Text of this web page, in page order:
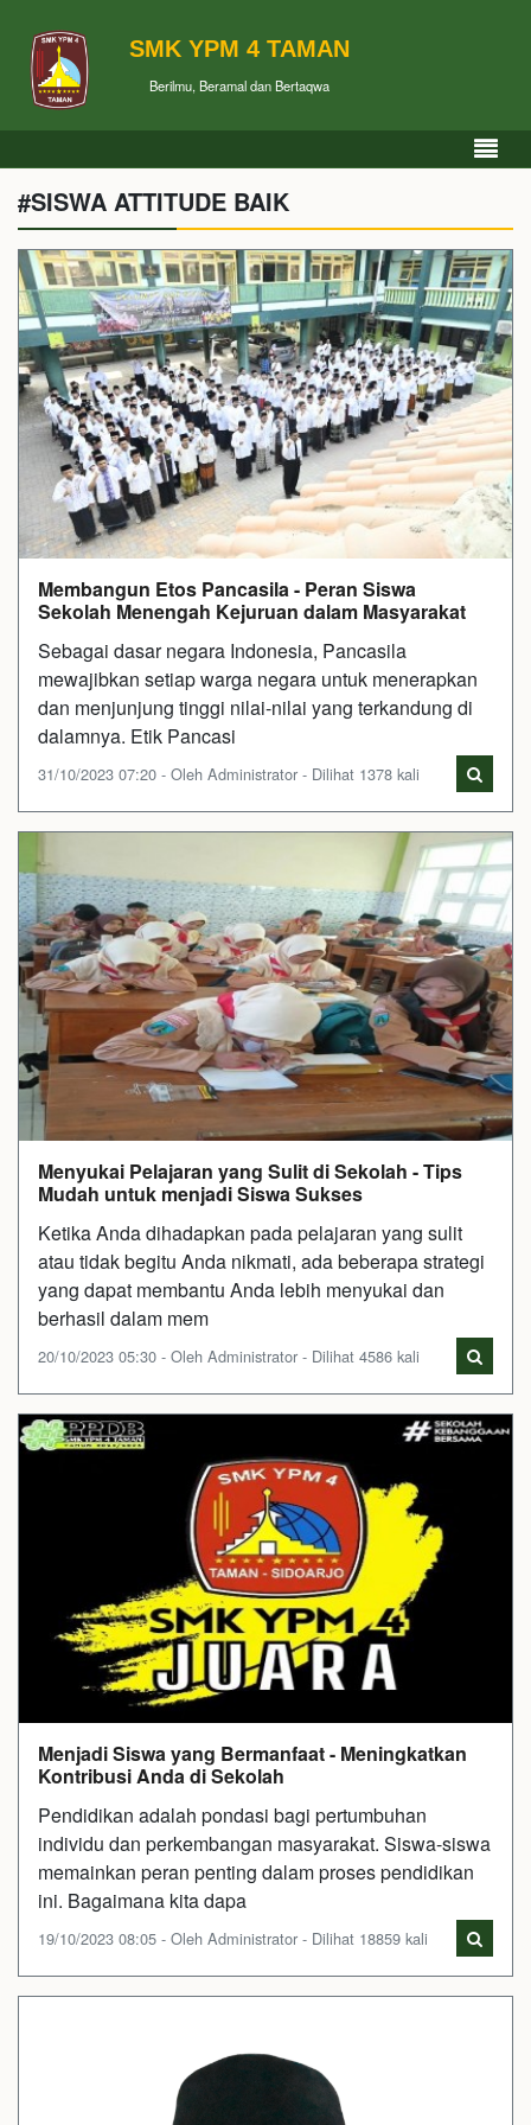
SMK YPM 4 TAMAN
Berilmu, Beramal dan Bertaqwa
#SISWA ATTITUDE BAIK
Membangun Etos Pancasila - Peran Siswa
Sekolah Menengah Kejuruan dalam Masyarakat
Sebagai dasar negara Indonesia, Pancasila
mewajibkan setiap warga negara untuk menerapkan
dan menjunjung tinggi nilai-nilai yang terkandung di
dalamnya. Etik Pancasi
31/10/2023 07:20 - Oleh Administrator - Dilihat 1378 kali
Menyukai Pelajaran yang Sulit di Sekolah - Tips
Mudah untuk menjadi Siswa Sukses
Ketika Anda dihadapkan pada pelajaran yang sulit
atau tidak begitu Anda nikmati, ada beberapa strategi
yang dapat membantu Anda lebih menyukai dan
berhasil dalam mem
20/10/2023 05:30 - Oleh Administrator - Dilihat 4586 kali
Menjadi Siswa yang Bermanfaat - Meningkatkan
Kontribusi Anda di Sekolah
Pendidikan adalah pondasi bagi pertumbuhan
individu dan perkembangan masyarakat. Siswa-siswa
memainkan peran penting dalam proses pendidikan
ini. Bagaimana kita dapa
19/10/2023 08:05 - Oleh Administrator - Dilihat 18859 kali